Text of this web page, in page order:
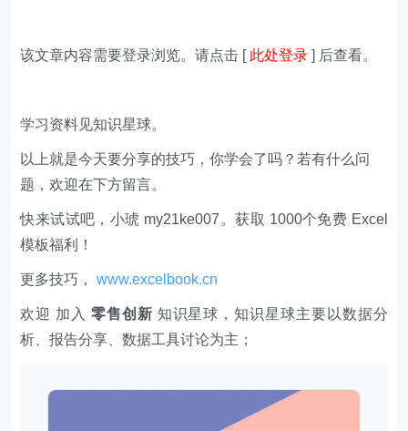
该文章内容需要登录浏览。请点击 [ 此处登录 ] 后查看。
学习资料见知识星球。
以上就是今天要分享的技巧，你学会了吗？若有什么问
题，欢迎在下方留言。
快来试试吧，小琥 my21ke007。获取 1000个免费 Excel
模板福利​​​​！
更多技巧，www.excelbook.cn
欢迎 加入 零售创新 知识星球，知识星球主要以数据分
析、报告分享、数据工具讨论为主；